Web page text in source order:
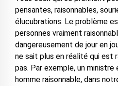
pensantes, raisonnables,
élucubrations. Le problème
personnes vraiment
dangereusement de jour en
ne sait plus en réalité qui est
pas. Par exemple, un
homme raisonnable, dans